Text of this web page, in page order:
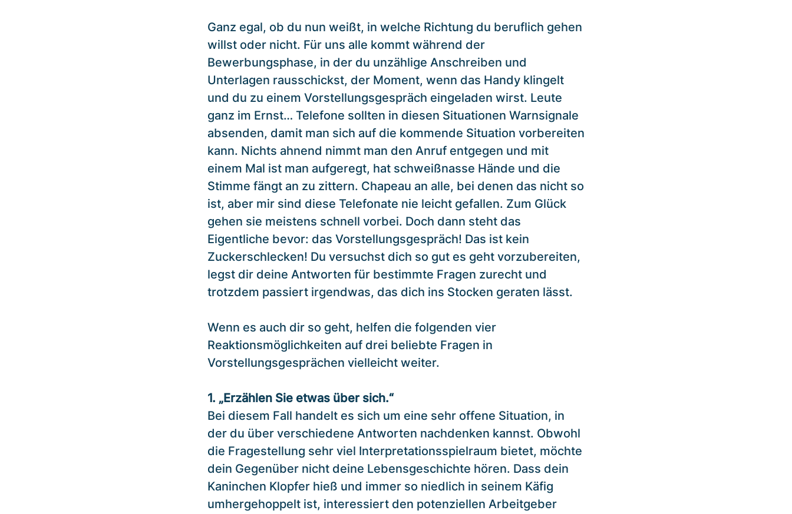
Ganz egal, ob du nun weißt, in welche Richtung du beruflich gehen
willst oder nicht. Für uns alle kommt während der
Bewerbungsphase, in der du unzählige Anschreiben und
Unterlagen rausschickst, der Moment, wenn das Handy klingelt
und du zu einem Vorstellungsgespräch eingeladen wirst. Leute
ganz im Ernst… Telefone sollten in diesen Situationen Warnsignale
absenden, damit man sich auf die kommende Situation vorbereiten
kann. Nichts ahnend nimmt man den Anruf entgegen und mit
einem Mal ist man aufgeregt, hat schweißnasse Hände und die
Stimme fängt an zu zittern. Chapeau an alle, bei denen das nicht so
ist, aber mir sind diese Telefonate nie leicht gefallen. Zum Glück
gehen sie meistens schnell vorbei. Doch dann steht das
Eigentliche bevor: das Vorstellungsgespräch! Das ist kein
Zuckerschlecken! Du versuchst dich so gut es geht vorzubereiten,
legst dir deine Antworten für bestimmte Fragen zurecht und
trotzdem passiert irgendwas, das dich ins Stocken geraten lässt.
Wenn es auch dir so geht, helfen die folgenden vier
Reaktionsmöglichkeiten auf drei beliebte Fragen in
Vorstellungsgesprächen vielleicht weiter.
1. „Erzählen Sie etwas über sich.“
Bei diesem Fall handelt es sich um eine sehr offene Situation, in
der du über verschiedene Antworten nachdenken kannst. Obwohl
die Fragestellung sehr viel Interpretationsspielraum bietet, möchte
dein Gegenüber nicht deine Lebensgeschichte hören. Dass dein
Kaninchen Klopfer hieß und immer so niedlich in seinem Käfig
umhergehoppelt ist, interessiert den potenziellen Arbeitgeber